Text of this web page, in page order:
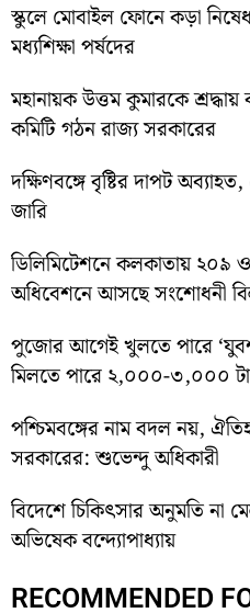
স্কুলে মোবাইল ফোনে কড়া
মধ্যশিক্ষা পর্ষদের
মহানায়ক উত্তম কুমারকে
কমিটি গঠন রাজ্য সরকারের
দক্ষিণবঙ্গে বৃষ্টির দাপট
জারি
ডিলিমিটেশনে কলকাতায় ২০৯
অধিবেশনে আসছে সংশোধনী
পুজোর আগেই খুলতে পারে
মিলতে পারে ২,০০০-৩,০০০
পশ্চিমবঙ্গের নাম বদল নয়,
সরকারের: শুভেন্দু অধিকারী
বিদেশে চিকিৎসার অনুমতি না
অভিষেক বন্দ্যোপাধ্যায়
RECOMMENDED